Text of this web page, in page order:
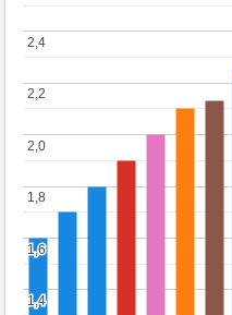
1,4
1,4
1,6
1,6
1,8
1,8
2,0
2,0
2,2
2,2
2,4
2,4